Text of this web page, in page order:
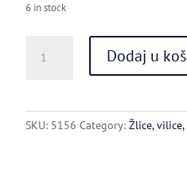
6 in stock
Dodaj u
SKU: 5156 Category:Žlice,